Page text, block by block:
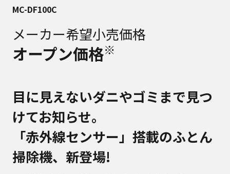
MC-DF100C
メーカー希望小売価格
オープン価格※
目に見えないダニやゴミまで見つ
けてお知らせ。
「赤外線センサー」搭載のふとん
掃除機、新登場!